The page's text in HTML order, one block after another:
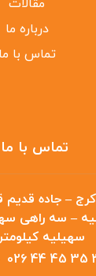
مقالات
درباره ما
تماس با ما
تماس با ما
کرج – جاده قدیم
– سه راهی
سهیلیه کیلومتر 5